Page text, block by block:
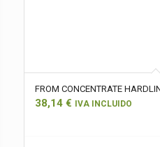
FROM CONCENTRATE
38,14 € IVA INCLUIDO